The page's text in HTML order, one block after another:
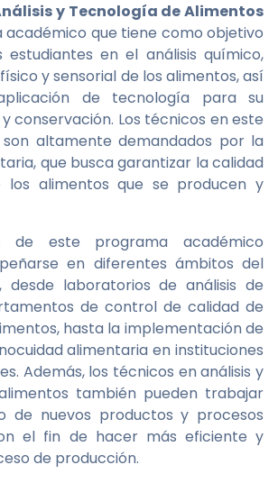
y Tecnología de Alimentos
académico que tiene como objetivo
en el análisis químico,
y sensorial de los alimentos, así
de tecnología para su
conservación. Los técnicos en este
altamente demandados por la
que busca garantizar la calidad
los alimentos que se producen y
de este programa académico
en diferentes ámbitos del
desde laboratorios de análisis de
de control de calidad de
hasta la implementación de
alimentaria en instituciones
Además, los técnicos en análisis y
también pueden trabajar
de nuevos productos y procesos
el fin de hacer más eficiente y
de producción.